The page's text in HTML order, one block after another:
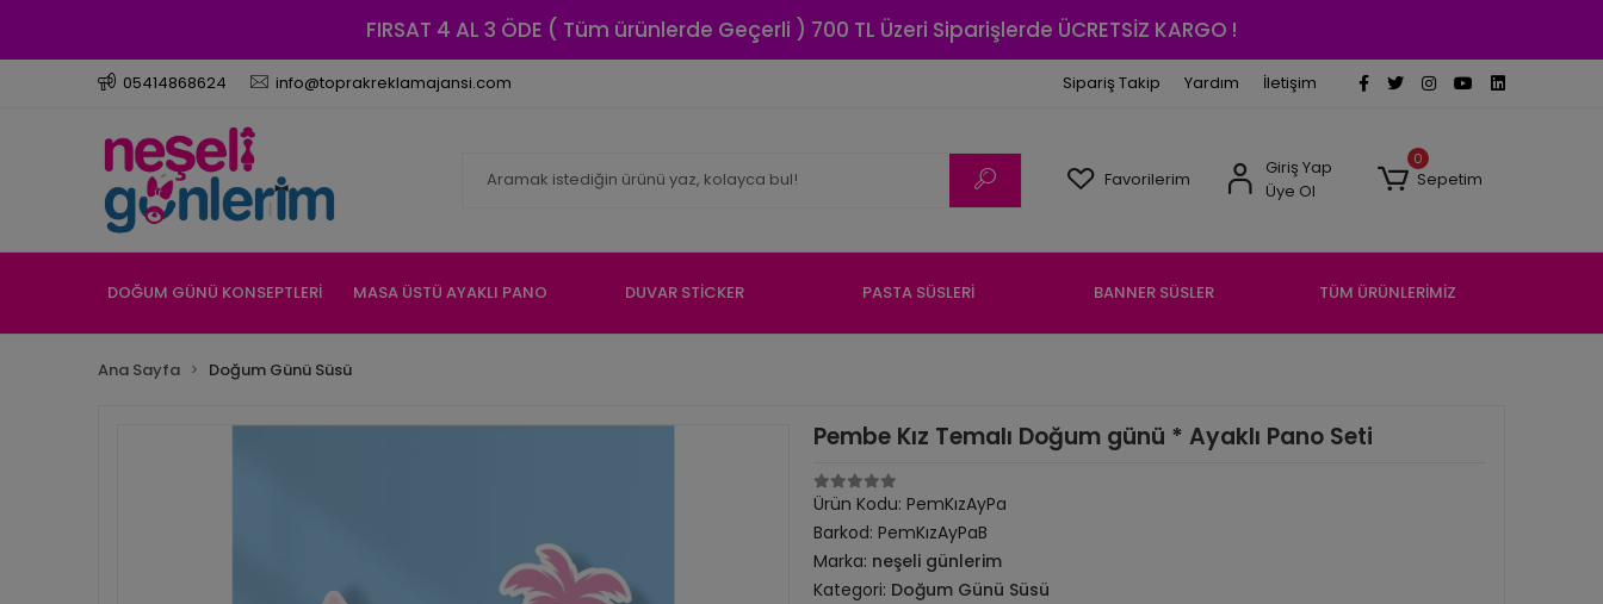
FIRSAT 4 AL 3 ÖDE ( Tüm ürünlerde Geçerli ) 700 TL Üzeri Siparişlerde ÜCRETSİZ KARGO !
05414868624 info@toprakreklamajansi.com Sipariş Takip Yardım İletişim
Favorilerim
Giriş Yap
Üye Ol
0
Sepetim
DOĞUM GÜNÜ KONSEPTLERİ MASA ÜSTÜ AYAKLI PANO DUVAR STİCKER PASTA SÜSLERİ BANNER SÜSLER TÜM ÜRÜNLERİMİZ
Ana Sayfa Doğum Günü Süsü
Pembe Kız Temalı Doğum günü * Ayaklı Pano Seti
Ürün Kodu: PemKızAyPa
Barkod: PemKızAyPaB
Marka: neşeli günlerim
Kategori: Doğum Günü Süsü